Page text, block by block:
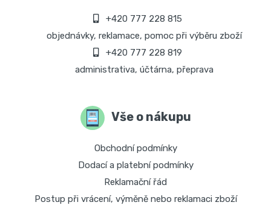
+420 777 228 815
objednávky, reklamace, pomoc při výběru zboží
+420 777 228 819
administrativa, účtárna, přeprava
Vše o nákupu
Obchodní podmínky
Dodací a platební podmínky
Reklamační řád
Postup při vrácení, výměně nebo reklamaci zboží